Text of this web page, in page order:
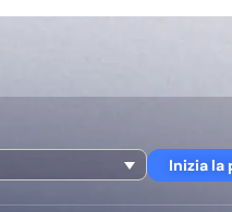
Inizia la